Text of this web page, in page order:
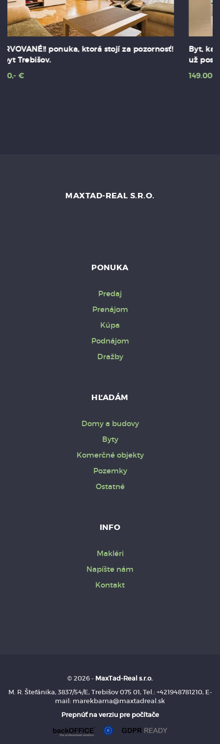
Byt, kam prinies osobné veci. O všetko ostatné je
už postarané!
149.000,- €
MAXTAD-REAL S.R.O.
PONUKA
Predaj
Prenájom
Kúpa
Podnájom
Dražby
HĽADÁM
Domy a budovy
Byty
Komerčné objekty
Pozemky
Ostatné
INFO
Makléri
Napíšte nám
Kontakt
© 2026 - MaxTad-Real s.r.o.
M. R. Štefánika, 3837/54/E, Trebišov 075 01, Tel.: +421948781210, E-
mail: marekbarna@maxtadreal.sk
Prepnúť na verziu pre počítače